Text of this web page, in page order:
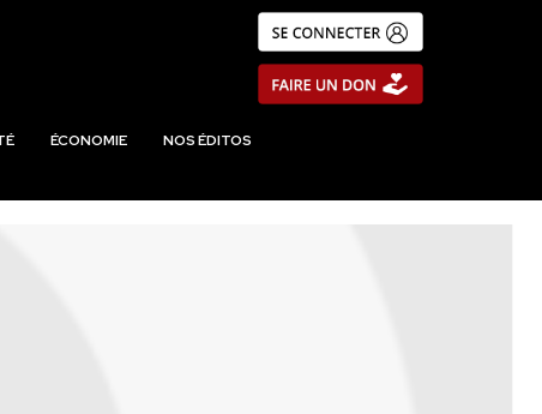
ÉCONOMIE NOS ÉDITOS